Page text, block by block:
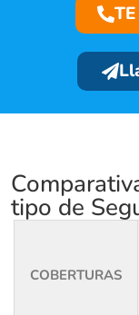
tipo de
COBERTURAS